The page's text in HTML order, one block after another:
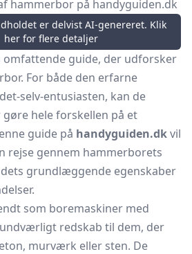
hammerbor på handyguiden.dk
er delvist AI-genereret. Klik
her for flere detaljer
omfattende guide, der udforsker
For både den erfarne
selv-entusiasten, kan de
hele forskellen på et
guide på handyguiden.dkvil
rejse gennem hammerborets
grundlæggende egenskaber
som boremaskiner med
redskab til dem, der
murværk eller sten. De